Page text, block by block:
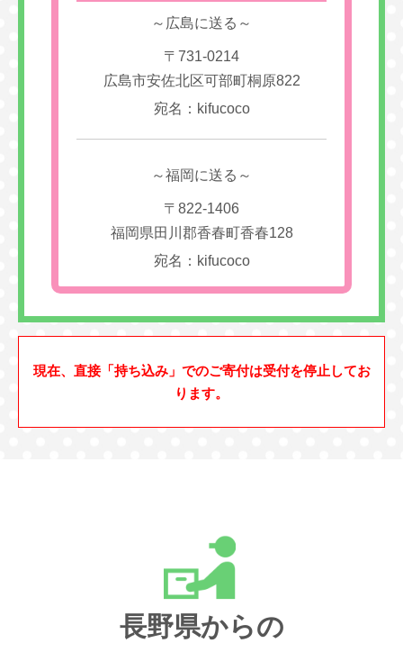
～広島に送る～
〒731-0214
広島市安佐北区可部町桐原822
宛名：kifucoco
～福岡に送る～
〒822-1406
福岡県田川郡香春町香春128
宛名：kifucoco
現在、直接「持ち込み」でのご寄付は受付を停止してお
ります。
長野県からの